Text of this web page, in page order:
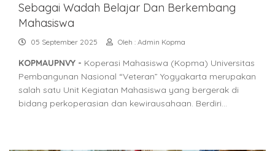
Sebagai Wadah Belajar Dan Berkembang
Mahasiswa
05 September 2025 Oleh : Admin Kopma
KOPMAUPNVY - Koperasi Mahasiswa (Kopma) Universitas
Pembangunan Nasional “Veteran” Yogyakarta merupakan
salah satu Unit Kegiatan Mahasiswa yang bergerak di
bidang perkoperasian dan kewirausahaan. Berdiri…